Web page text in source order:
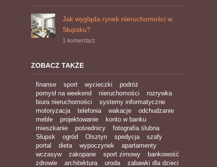
Jak wygląda rynek nieruchomości w
Słupsku?
1 komentarz
ZOBACZ TAKŻE
finanse sport wycieczki
podróż
pomysł na weekend
nieruchomości
rozrywka
biura nieruchomości
systemy informatyczne
motoryzacja
telefonia wakacje
odchudzanie
meble
projektowanie
konto w banku
mieszkanie
pośrednicy
fotografia ślubna
Słupsk
ogród Olsztyn spedycja
szafy
portal
dieta wypoczynek
apartamenty
wczasyw
zakopane sport zimowy
bankowość
zdrowie
architektura uroda
zabawki dla dzieci